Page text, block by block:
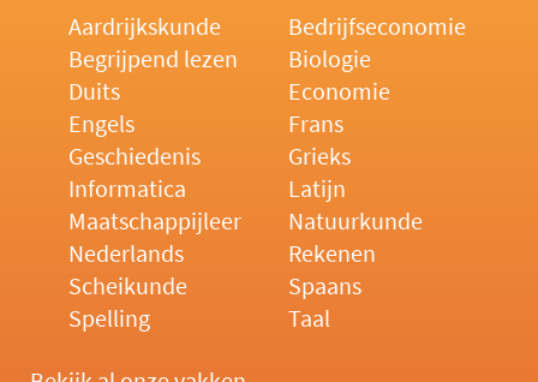
Aardrijkskunde
Bedrijfseconomie
Begrijpend lezen
Biologie
Duits
Economie
Engels
Frans
Geschiedenis
Grieks
Informatica
Latijn
Maatschappijleer
Natuurkunde
Nederlands
Rekenen
Scheikunde
Spaans
Spelling
Taal